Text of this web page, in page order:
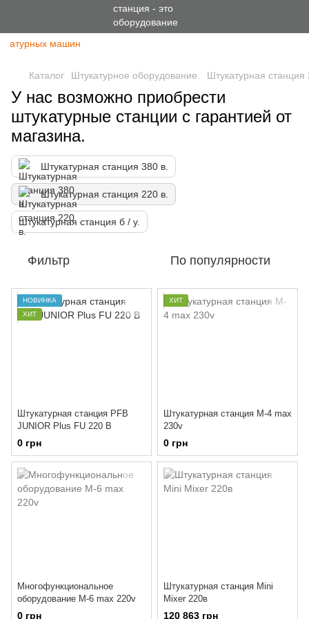
машин
Каталог Штукатурное оборудование. Штукатурная станция
У нас возможно приобрести
штукатурные станции с гарантией от
магазина.
Штукатурная станция 380 в.
Штукатурная станция 220 в.
Штукатурная станция б / у.
Фильтр По популярности
НОВИНКА
ХИТ
Штукатурная станция PFB
JUNIOR Plus FU 220 В
0 грн
ХИТ
Штукатурная станция M-4 max
230v
0 грн
Многофункциональное
оборудование M-6 max 220v
0 грн
Штукатурная станция Mini
Mixer 220в
120 863 грн